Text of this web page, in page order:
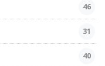
46
31
40